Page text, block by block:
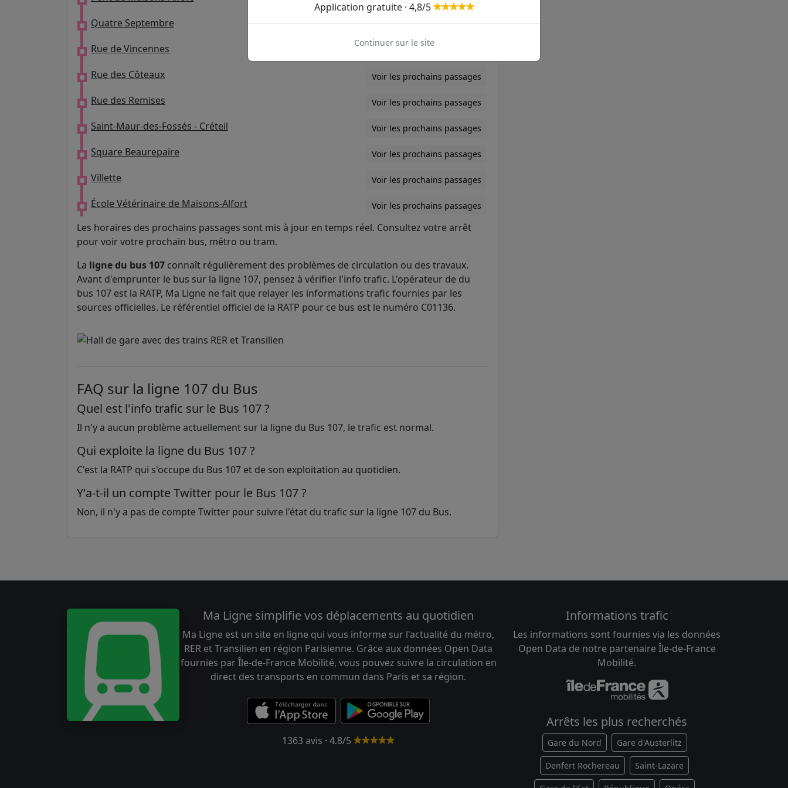
Quatre Septembre Voir les prochains passages
Rue de Vincennes
Rue des Côteaux Voir les prochains passages
Rue des Remises Voir les prochains passages
Saint-Maur-des-Fossés - Créteil Voir les prochains passages
Square Beaurepaire Voir les prochains passages
Villette Voir les prochains passages
École Vétérinaire de Maisons-Alfort Voir les prochains passages
Les horaires des prochains passages sont mis à jour en temps réel. Consultez votre arrêt
pour voir votre prochain bus, métro ou tram.
La ligne du bus 107 connaît régulièrement des problèmes de circulation ou des travaux.
Avant d'emprunter le bus sur la ligne 107, pensez à vérifier l'info trafic. L'opérateur de du
bus 107 est la RATP, Ma Ligne ne fait que relayer les informations trafic fournies par les
sources officielles. Le référentiel officiel de la RATP pour ce bus est le numéro C01136.
FAQ sur la ligne 107 du Bus
Quel est l'info trafic sur le Bus 107 ?
Il n'y a aucun problème actuellement sur la ligne du Bus 107, le trafic est normal.
Qui exploite la ligne du Bus 107 ?
C'est la RATP qui s'occupe du Bus 107 et de son exploitation au quotidien.
Y'a-t-il un compte Twitter pour le Bus 107 ?
Non, il n'y a pas de compte Twitter pour suivre l'état du trafic sur la ligne 107 du Bus.
Ma Ligne simplifie vos déplacements au quotidien
Ma Ligne est un site en ligne qui vous informe sur l'actualité du métro,
RER et Transilien en région Parisienne. Grâce aux données Open Data
fournies par Île-de-France Mobilité, vous pouvez suivre la circulation en
direct des transports en commun dans Paris et sa région.
1363 avis · 4.8/5
Informations trafic
Les informations sont fournies via les données
Open Data de notre partenaire Île-de-France
Mobilité.
Arrêts les plus recherchés
Gare du Nord Gare d'Austerlitz
Denfert Rochereau Saint-Lazare
Application gratuite · 4,8/5
Continuer sur le site